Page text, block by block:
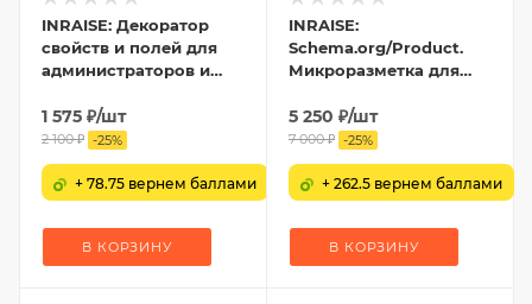
INRAISE: Декоратор
свойств и полей для
администраторов и
1 575 ₽/шт
2 100₽ -25%
+ 78.75 вернем баллами
В КОРЗИНУ
INRAISE:
Schema.org/Product.
Микроразметка для
AggregateOffer,
OfferCatalog
5 250 ₽/шт
7 000₽ -25%
+ 262.5 вернем баллами
В КОРЗИНУ